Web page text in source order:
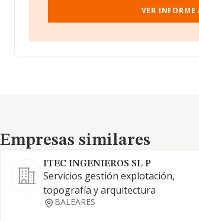
VER
Empresas similares
Empresas similares
ITEC INGENIEROS SL P
Servicios gestión explotación,
topografía y arquitectura
BALEARES